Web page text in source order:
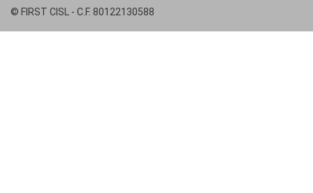
© FIRST CISL - C.F. 80122130588